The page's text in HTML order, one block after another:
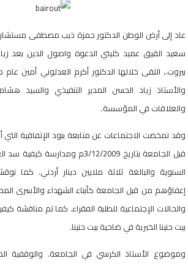
عاد إلى أرض الوطن الدكتور حمزة ذيب مصطفى مستشار
سعيد القيق عميد كليتي الدعوة واصول الدين بعد
بيروت.، التقى خلالها الدكتور أكرم العدلوني أمين
والأستاذ زياد الحسن المدير التنفيذي والسيد
والعلاقات في المؤسسة.
وقد تمخضت الاجتماعات عن متابعة بنود الإتفاقية
قبل الجامعة بتاريخ 3/12/2009م
السنوية والبالغة ثلاثة ملايين دينار أردني. كما
إعفاؤهم من قبل الجامعة كأبناء الشهداء والأسرى
والحالات الإجتماعية للطلبة الفقراء. كما تم مناقشة
بيت حنينا الخيرية في ضاحية بيت حنينا.
وموضوع الأستاذ الكرسي في الجامعة. والوقفية